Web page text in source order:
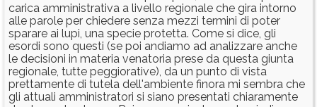
carica amministrativa a livello regionale che gira intorno
alle parole per chiedere senza mezzi termini di poter
sparare ai lupi, una specie protetta. Come si dice, gli
esordi sono questi (se poi andiamo ad analizzare anche
le decisioni in materia venatoria prese da questa giunta
regionale, tutte peggiorative), da un punto di vista
prettamente di tutela dell'ambiente finora mi sembra che
gli attuali amministratori si siano presentati chiaramente